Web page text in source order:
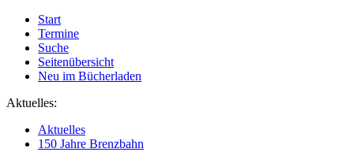
Start
Termine
Suche
Seitenübersicht
Neu im Bücherladen
Aktuelles:
Aktuelles
150 Jahre Brenzbahn